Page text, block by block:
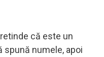
că este un
spună numele, apoi